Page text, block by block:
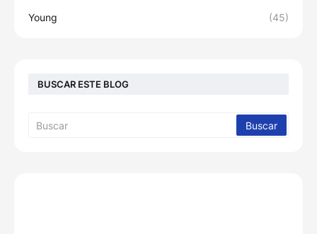
Young (45)
BUSCAR ESTE BLOG